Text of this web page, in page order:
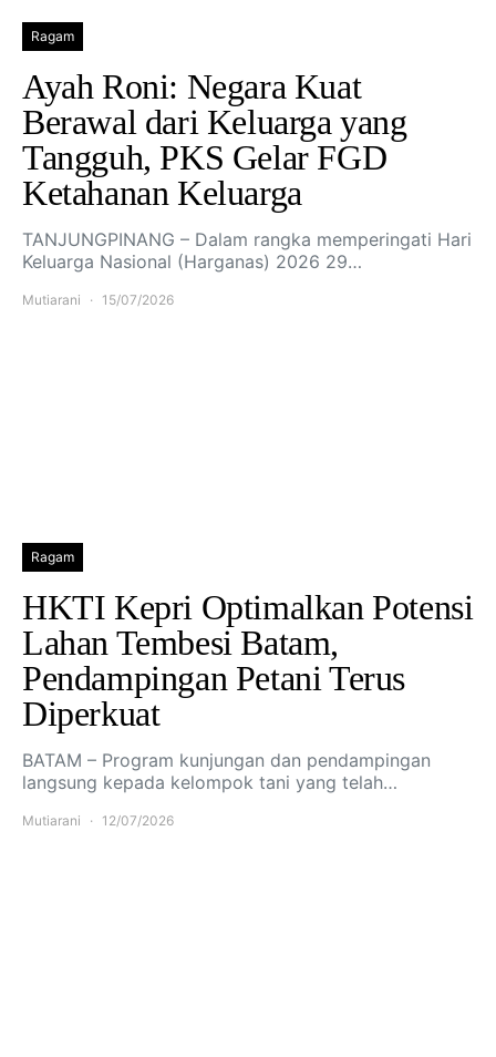
Ragam
Ayah Roni: Negara Kuat
Berawal dari Keluarga yang
Tangguh, PKS Gelar FGD
Ketahanan Keluarga
TANJUNGPINANG – Dalam rangka memperingati Hari
Keluarga Nasional (Harganas) 2026 29…
Mutiarani 15/07/2026
Ragam
HKTI Kepri Optimalkan Potensi
Lahan Tembesi Batam,
Pendampingan Petani Terus
Diperkuat
BATAM – Program kunjungan dan pendampingan
langsung kepada kelompok tani yang telah…
Mutiarani 12/07/2026